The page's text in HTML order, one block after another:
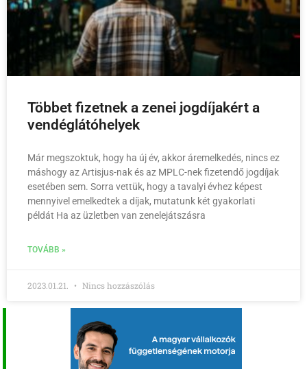
Többet fizetnek a zenei jogdíjakért a
vendéglátóhelyek
Már megszoktuk, hogy ha új év, akkor áremelkedés, nincs ez
máshogy az Artisjus-nak és az MPLC-nek fizetendő jogdíjak
esetében sem. Sorra vettük, hogy a tavalyi évhez képest
mennyivel emelkedtek a díjak, mutatunk két gyakorlati
példát Ha az üzletben van zenelejátszásra
TOVÁBB »
2023.01.21. Nincs hozzászólás